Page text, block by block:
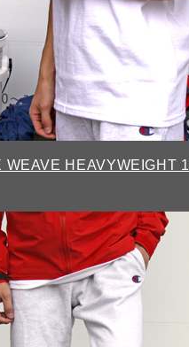
HEAVYWEIGHT